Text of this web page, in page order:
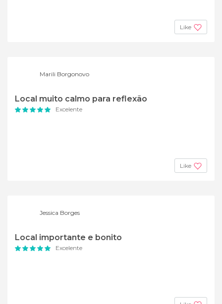
Like
Marili Borgonovo
Local muito calmo para reflexão
Excelente
Like
Jessica Borges
Local importante e bonito
Excelente